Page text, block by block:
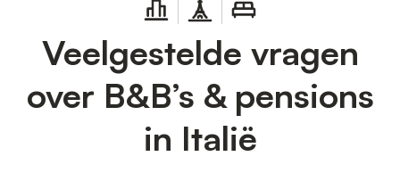
Veelgestelde vragen
over B&B’s & pensions
in Italië